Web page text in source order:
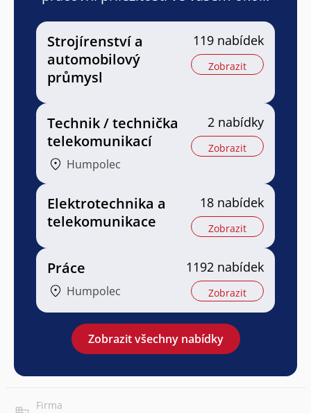
Strojírenství a
automobilový
průmysl
119 nabídek
Zobrazit
Technik / technička
telekomunikací
Humpolec
2 nabídky
Zobrazit
Elektrotechnika a
telekomunikace
18 nabídek
Zobrazit
Práce
Humpolec
1192 nabídek
Zobrazit
Zobrazit všechny nabídky
Firma